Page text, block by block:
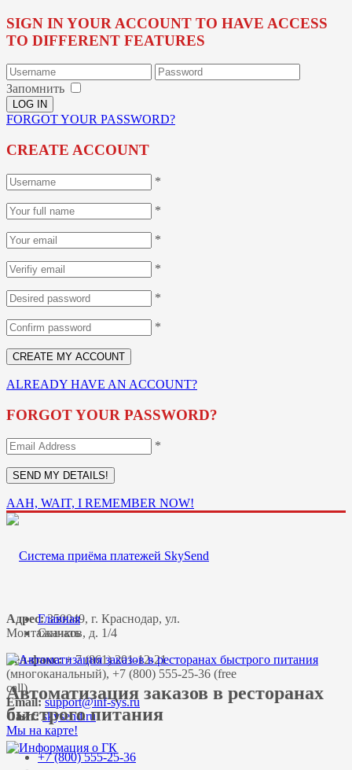
SIGN IN YOUR ACCOUNT TO HAVE ACCESS
TO DIFFERENT FEATURES
Запомнить
FORGOT YOUR PASSWORD?
CREATE ACCOUNT
*
*
*
*
*
*
ALREADY HAVE AN ACCOUNT?
FORGOT YOUR PASSWORD?
*
AAH, WAIT, I REMEMBER NOW!
Адрес:350049, г. Краснодар, ул.
Монтажников, д. 1/4
Тел-факс:+ 7 (861) 201-12-21
(многоканальный), +7 (800) 555-25-36 (free
call)
Email:
Сайт: skysend.ru
Мы на карте!
+7 (800) 555-25-36
Главная
Скачать
Автоматизация заказов в ресторанах
быстрого питания